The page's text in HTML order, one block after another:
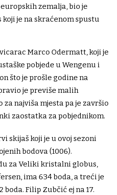
zemalja, bio je
je na skraćenom spustu
Marco Odermatt, koji je
pobjede u Wengenu i
što je prošle godine na
je previše malih
najviša mjesta pa je završio
zaostatka za pobjednikom.
skijaš koji je u ovoj sezoni
bodova (1006).
za Veliki kristalni globus,
ima 634 boda, a treći je
Filip Zubčić ej na 17.